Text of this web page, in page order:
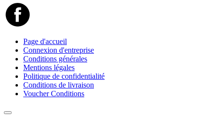
Page d'accueil
Connexion d'entreprise
Conditions générales
Mentions légales
Politique de confidentialité
Conditions de livraison
Voucher Conditions